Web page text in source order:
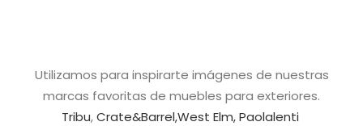
Utilizamos para inspirarte imágenes de nuestras
marcas favoritas de muebles para exteriores.
Tribu,Crate&Barrel,West Elm,Paolalenti